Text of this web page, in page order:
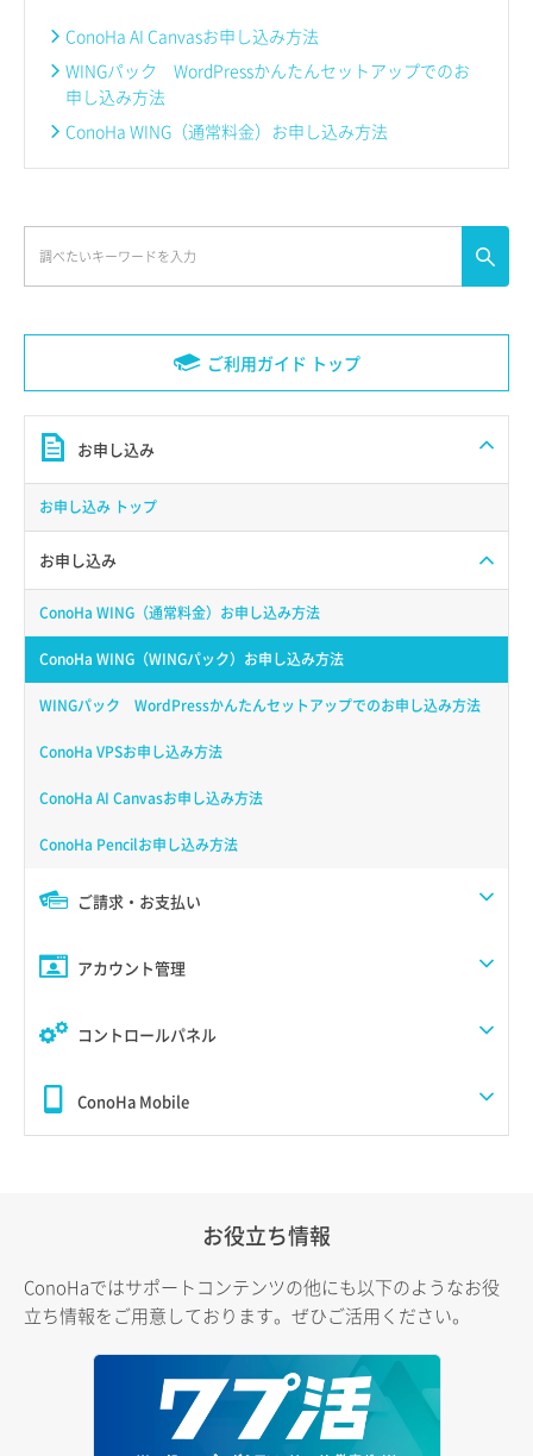
ご利用ガイド トップ
お申し込み
お申し込み トップ
お申し込み
ConoHa WING（通常料金）お申し込み方法
ConoHa WING（WINGパック）お申し込み方法
WINGパック WordPressかんたんセットアップでのお申し込み方法
ConoHa VPSお申し込み方法
ConoHa AI Canvasお申し込み方法
ConoHa Pencilお申し込み方法
ご請求・お支払い
アカウント管理
コントロールパネル
ConoHa Mobile
ConoHa AI Canvasお申し込み方法
WINGパック WordPressかんたんセットアップでのお
申し込み方法
ConoHa WING（通常料金）お申し込み方法
お役立ち情報
ConoHaではサポートコンテンツの他にも以下のようなお役
立ち情報をご用意しております。ぜひご活用ください。